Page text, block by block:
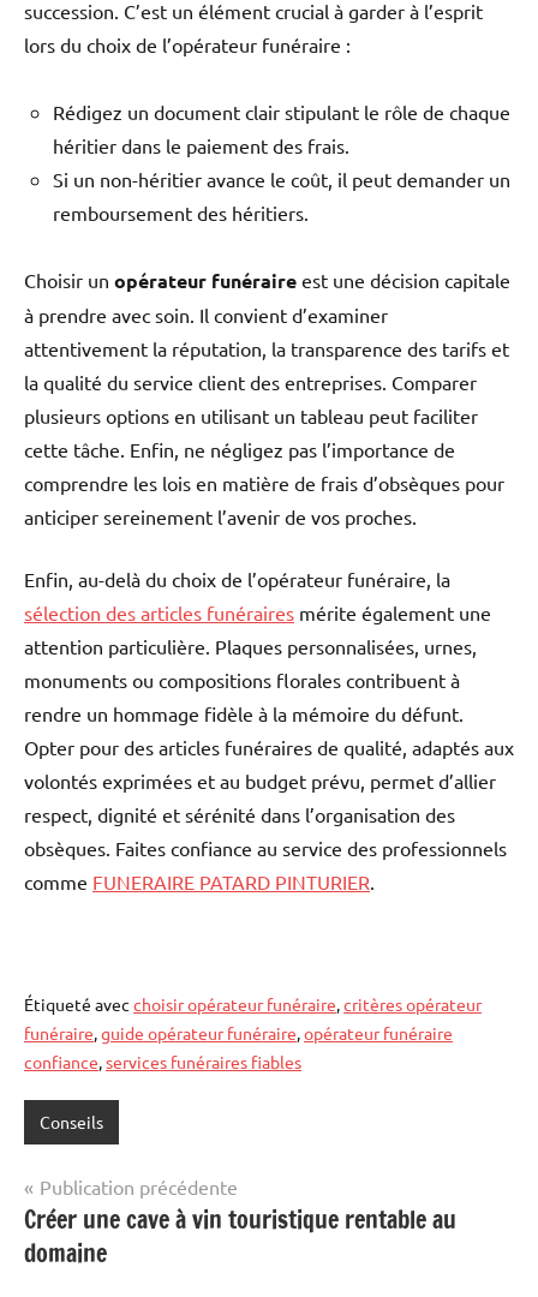
succession. C’est un élément crucial à garder à l’esprit
lors du choix de l’opérateur funéraire :
Rédigez un document clair stipulant le rôle de chaque
héritier dans le paiement des frais.
Si un non-héritier avance le coût, il peut demander un
remboursement des héritiers.
Choisir un opérateur funéraire est une décision capitale
à prendre avec soin. Il convient d’examiner
attentivement la réputation, la transparence des tarifs et
la qualité du service client des entreprises. Comparer
plusieurs options en utilisant un tableau peut faciliter
cette tâche. Enfin, ne négligez pas l’importance de
comprendre les lois en matière de frais d’obsèques pour
anticiper sereinement l’avenir de vos proches.
Enfin, au-delà du choix de l’opérateur funéraire, la
sélection des articles funéraires mérite également une
attention particulière. Plaques personnalisées, urnes,
monuments ou compositions florales contribuent à
rendre un hommage fidèle à la mémoire du défunt.
Opter pour des articles funéraires de qualité, adaptés aux
volontés exprimées et au budget prévu, permet d’allier
respect, dignité et sérénité dans l’organisation des
obsèques. Faites confiance au service des professionnels
comme FUNERAIRE PATARD PINTURIER
Étiqueté avec choisir opérateur funéraire,critères opérateur
funéraire,guide opérateur funéraire,opérateur funéraire
confiance,services funéraires fiables
Conseils
Navigation
de
l’article
Publication précédente
Créer une cave à vin touristique rentable au
domaine